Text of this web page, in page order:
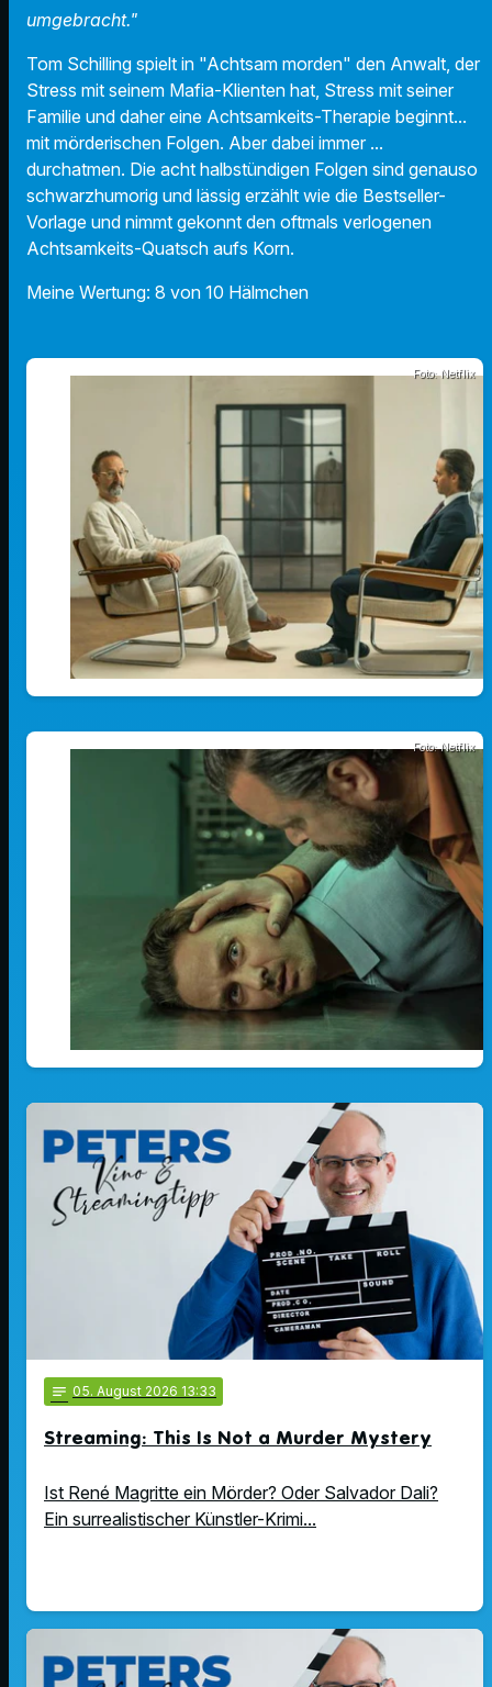
umgebracht."
Tom Schilling spielt in "Achtsam morden" den Anwalt, der
Stress mit seinem Mafia-Klienten hat, Stress mit seiner
Familie und daher eine Achtsamkeits-Therapie beginnt...
mit mörderischen Folgen. Aber dabei immer ...
durchatmen. Die acht halbstündigen Folgen sind genauso
schwarzhumorig und lässig erzählt wie die Bestseller-
Vorlage und nimmt gekonnt den oftmals verlogenen
Achtsamkeits-Quatsch aufs Korn.
Meine Wertung: 8 von 10 Hälmchen
Foto: Netflix
Foto: Netflix
notes 05. August 2026 13:33
Streaming: This Is Not a Murder Mystery
Ist René Magritte ein Mörder? Oder Salvador Dali?
Ein surrealistischer Künstler-Krimi...